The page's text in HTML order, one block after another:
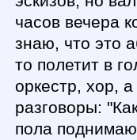
часов вечера
знаю, что это
то полетит в
оркестр, хор,
разговоры:
пола